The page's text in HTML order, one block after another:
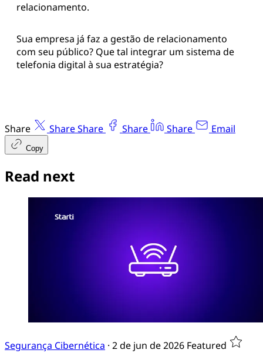
relacionamento.
Sua empresa já faz a gestão de relacionamento
com seu público? Que tal integrar um sistema de
telefonia digital à sua estratégia?
Share ShareShare Share Share Email
Copy
Read next
Segurança Cibernética · 2 de jun de 2026 Featured